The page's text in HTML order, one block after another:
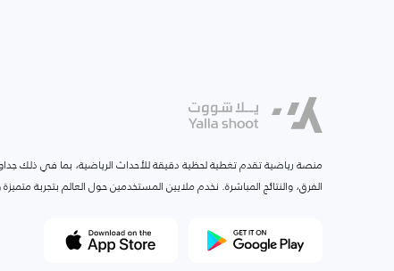
منصة رياضية تقدم تغطية لحظية دقيقة للأحداث الرياضية، بما في ذلك
الفرق، والنتائج المباشرة. نخدم ملايين المستخدمين حول العالم بتجربة